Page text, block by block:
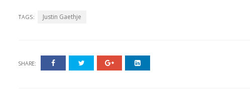
TAGS: Justin Gaethje
SHARE: